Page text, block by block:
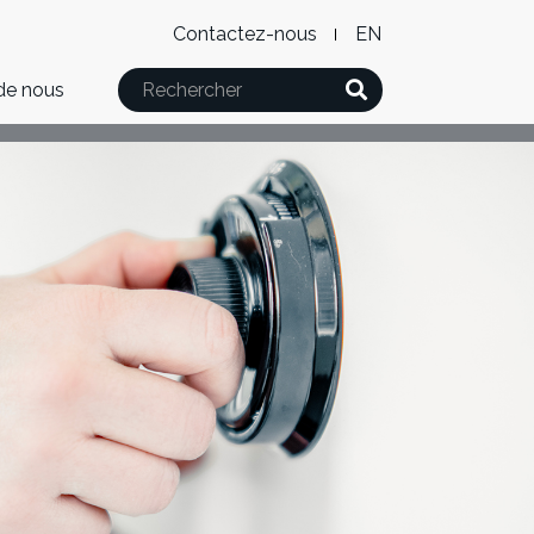
Level
2
Menu
Contactez-nous WxT
Language
switcher
nous Rechercher